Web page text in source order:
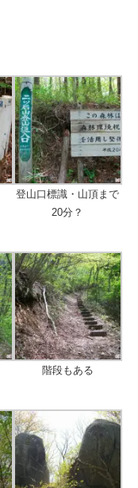
登山口標識・山頂まで
20分？
階段もある